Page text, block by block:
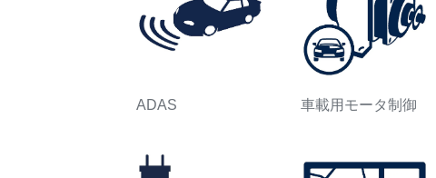
ADAS 車載用モータ制御